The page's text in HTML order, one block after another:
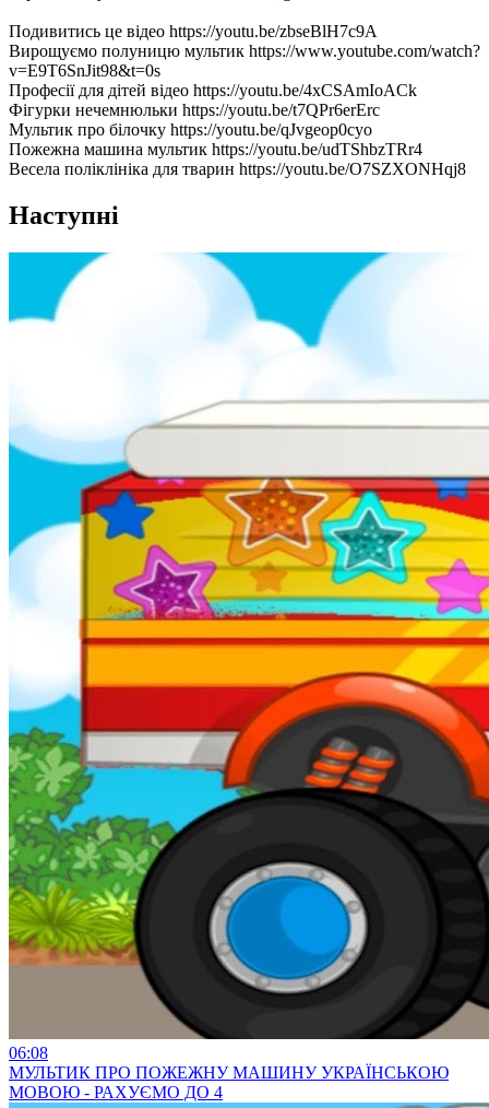
Подивитись це відео https://youtu.be/zbseBlH7c9A
Вирощуємо полуницю мультик https://www.youtube.com/watch?
v=E9T6SnJit98&t=0s
Професії для дітей відео https://youtu.be/4xCSAmIoACk
Фігурки нечемнюльки https://youtu.be/t7QPr6erErc
Мультик про білочку https://youtu.be/qJvgeop0cyo
Пожежна машина мультик https://youtu.be/udTShbzTRr4
Весела поліклініка для тварин https://youtu.be/O7SZXONHqj8
Наступні
06:08
МУЛЬТИК ПРО ПОЖЕЖНУ МАШИНУ УКРАЇНСЬКОЮ
МОВОЮ - РАХУЄМО ДО 4